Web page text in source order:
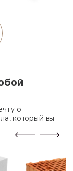
о
который вы